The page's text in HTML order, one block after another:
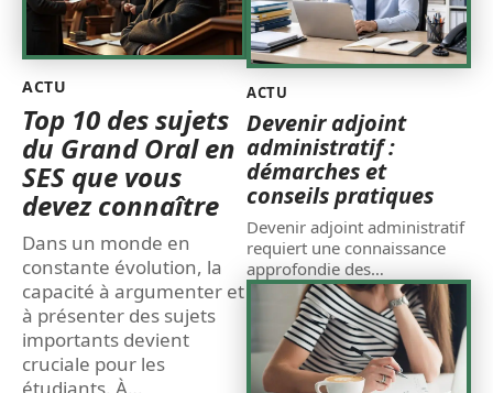
ACTU
Top 10 des sujets
du Grand Oral en
SES que vous
devez connaître
Dans un monde en
constante évolution, la
capacité à argumenter et
à présenter des sujets
importants devient
cruciale pour les
étudiants. À…
ACTU
Devenir adjoint
administratif :
démarches et
conseils pratiques
Devenir adjoint administratif
requiert une connaissance
approfondie des…